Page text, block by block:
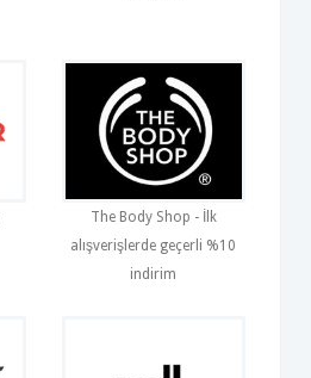
The Body Shop - İlk
alışverişlerde geçerli %10
indirim